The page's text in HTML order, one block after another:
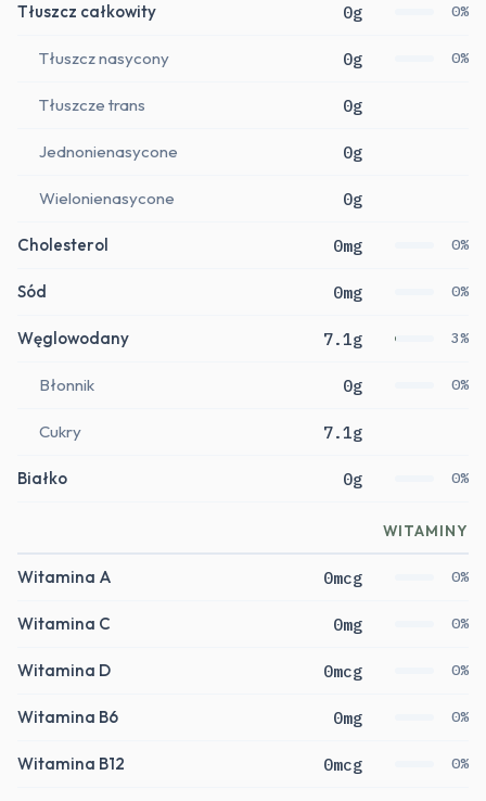
Tłuszcz całkowity 0g 0%
Tłuszcz nasycony 0g 0%
Tłuszcze trans 0g
Jednonienasycone 0g
Wielonienasycone 0g
Cholesterol 0mg 0%
Sód 0mg 0%
Węglowodany 7.1g 3%
Błonnik 0g 0%
Cukry 7.1g
Białko 0g 0%
WITAMINY
Witamina A 0mcg 0%
Witamina C 0mg 0%
Witamina D 0mcg 0%
Witamina B6 0mg 0%
Witamina B12 0mcg 0%